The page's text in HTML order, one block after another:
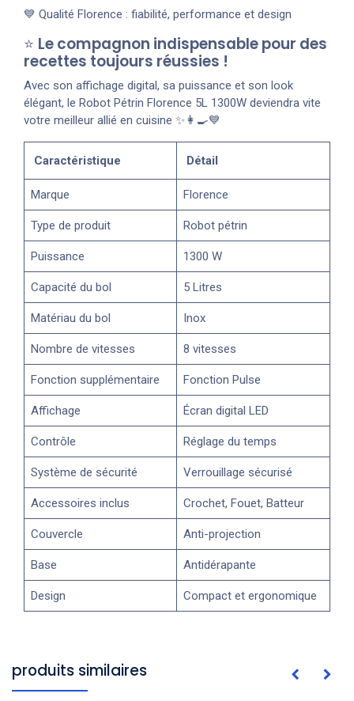
💙 Qualité Florence : fiabilité, performance et design
⭐ Le compagnon indispensable pour des
recettes toujours réussies !
Avec son affichage digital, sa puissance et son look
élégant, le Robot Pétrin Florence 5L 1300W deviendra vite
votre meilleur allié en cuisine ✨👩‍🍳💙
Caractéristique Détail
Marque Florence
Type de produit Robot pétrin
Puissance 1300 W
Capacité du bol 5 Litres
Matériau du bol Inox
Nombre de vitesses 8 vitesses
Fonction supplémentaire Fonction Pulse
Affichage Écran digital LED
Contrôle Réglage du temps
Système de sécurité Verrouillage sécurisé
Accessoires inclus Crochet, Fouet, Batteur
Couvercle Anti-projection
Base Antidérapante
Design Compact et ergonomique
produits similaires